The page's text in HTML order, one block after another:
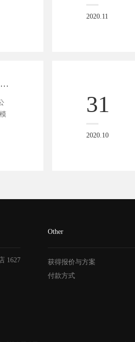
2020.11
透视网站设计团队 选择靠谱建站公司
31
2020.10
1627
Other
获得报价与方案
付款方式